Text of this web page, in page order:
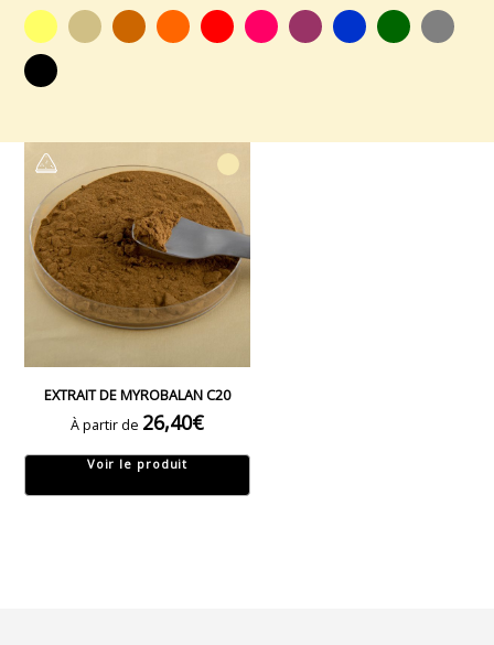
EXTRAIT DE MYROBALAN C20
À partir de 26,40€
Voir le produit